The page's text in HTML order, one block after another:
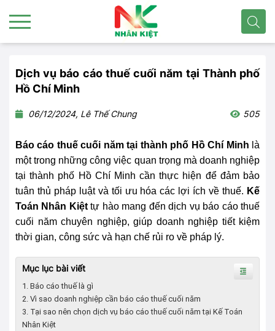
Dịch vụ báo cáo thuế cuối năm tại Thành phố
Hồ Chí Minh
06/12/2024, Lê Thế Chung 505
Báo cáo thuế cuối năm tại thành phố Hồ Chí Minh là
một trong những công việc quan trọng mà doanh nghiệp
tại thành phố Hồ Chí Minh cần thực hiện để đảm bảo
tuân thủ pháp luật và tối ưu hóa các lợi ích về thuế. Kế
Toán Nhân Kiệttự hào mang đến dịch vụ báo cáo thuế
cuối năm chuyên nghiệp, giúp doanh nghiệp tiết kiệm
thời gian, công sức và hạn chế rủi ro về pháp lý.
Mục lục bài viết
1. Báo cáo thuế là gì
2. Vì sao doanh nghiệp cần báo cáo thuế cuối năm
3. Tại sao nên chọn dịch vụ báo cáo thuế cuối năm tại Kế Toán
Nhân Kiệt